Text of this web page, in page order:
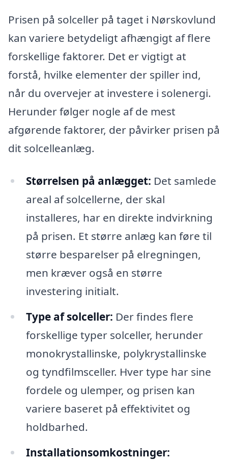
Prisen på solceller på taget i Nørskovlund
kan variere betydeligt afhængigt af flere
forskellige faktorer. Det er vigtigt at
forstå, hvilke elementer der spiller ind,
når du overvejer at investere i solenergi.
Herunder følger nogle af de mest
afgørende faktorer, der påvirker prisen på
dit solcelleanlæg.
Størrelsen på anlægget: Det samlede
areal af solcellerne, der skal
installeres, har en direkte indvirkning
på prisen. Et større anlæg kan føre til
større besparelser på elregningen,
men kræver også en større
investering initialt.
Type af solceller: Der findes flere
forskellige typer solceller, herunder
monokrystallinske, polykrystallinske
og tyndfilmsceller. Hver type har sine
fordele og ulemper, og prisen kan
variere baseret på effektivitet og
holdbarhed.
Installationsomkostninger: